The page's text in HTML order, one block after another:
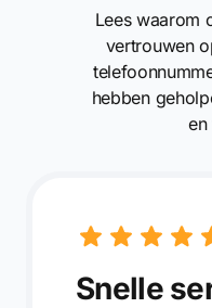
Lees waarom
vertrouwen
hebben
en
Snelle